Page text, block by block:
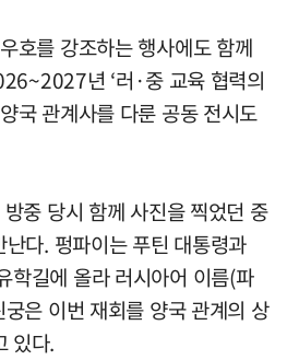
호를 강조하는 행사에도 함께
년 ‘러·중 교육 협력의
국 관계사를 다룬 공동 전시도
중 당시 함께 사진을 찍었던 중
다. 펑파이는 푸틴 대통령과
학길에 올라 러시아어 이름(파
은 이번 재회를 양국 관계의 상
있다.